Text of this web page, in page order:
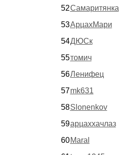
52Самаритянка
53АрцахМари
54ДЮСк
55томич
56Ленифец
57mk631
58Slonenkov
59арцаххачлаз
60 Maral